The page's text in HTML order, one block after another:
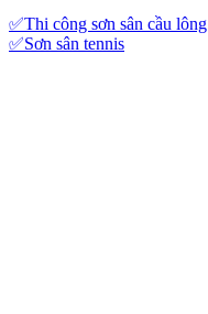
✅Thi công sơn sân cầu lông
✅Sơn sân tennis